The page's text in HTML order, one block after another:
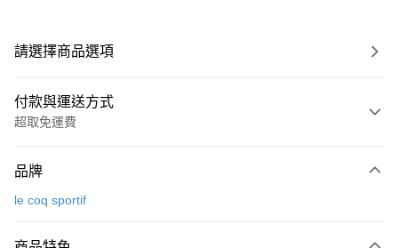
請選擇商品選項
付款與運送方式
超取免運費
信用卡一次付款
品牌
le coq sportif